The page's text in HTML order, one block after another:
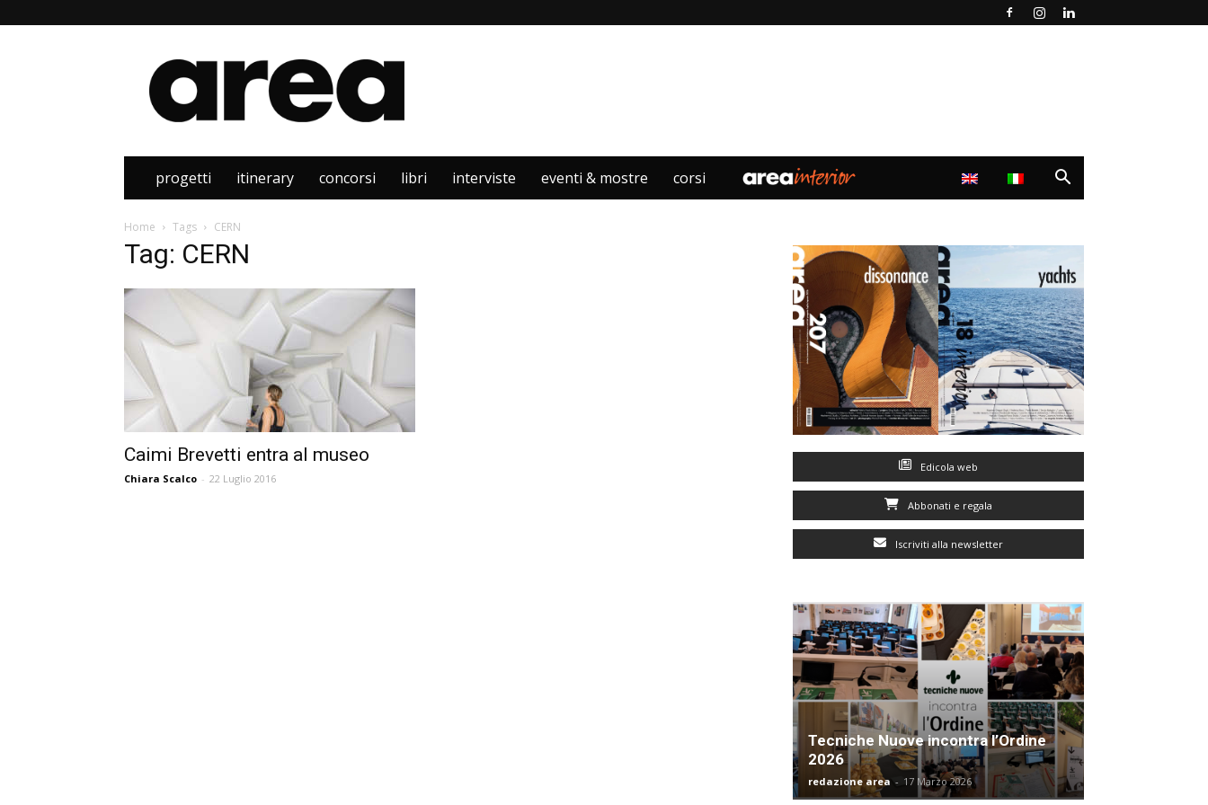
Area
progetti itinerary concorsi libri interviste eventi & mostre corsi
Home Tags CERN
Tag: CERN
Caimi Brevetti entra al museo
Chiara Scalco - 22 Luglio 2016
Edicola web
Abbonati e regala
Iscriviti alla newsletter
Tecniche Nuove incontra l’Ordine
2026
redazione area - 17 Marzo 2026